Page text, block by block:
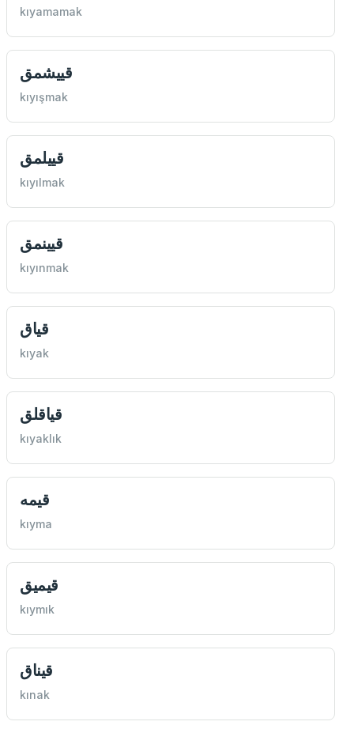
kıyamamak
قييشمق
kıyışmak
قييلمق
kıyılmak
قيينمق
kıyınmak
قياق
kıyak
قياقلق
kıyaklık
قيمه
kıyma
قيميق
kıymık
قيناق
kınak